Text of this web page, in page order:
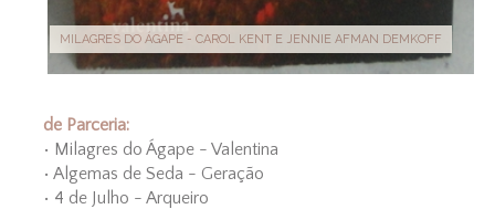
MILAGRES DO ÁGAPE - CAROL KENT E JENNIE AFMAN DEMKOFF
de Parceria:
• Milagres do Ágape - Valentina
• Algemas de Seda - Geração
• 4 de Julho - Arqueiro